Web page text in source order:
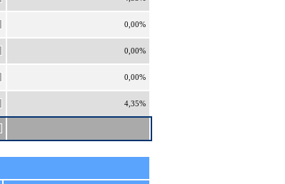
0,00%
0,00%
0,00%
4,35%